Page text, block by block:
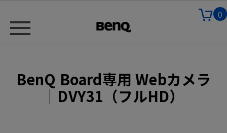
0
BenQ Board専用 Webカメラ
｜DVY31（フルHD）